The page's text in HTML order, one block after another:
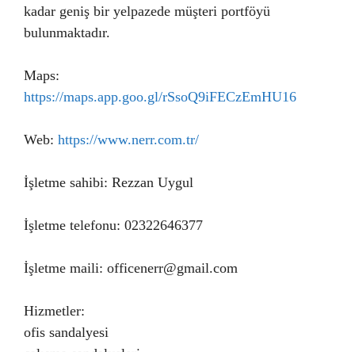
kadar geniş bir yelpazede müşteri portföyü
bulunmaktadır.
Maps:
https://maps.app.goo.gl/rSsoQ9iFECzEmHU16
Web: https://www.nerr.com.tr/
İşletme sahibi: Rezzan Uygul
İşletme telefonu: 02322646377
İşletme maili: officenerr@gmail.com
Hizmetler:
ofis sandalyesi